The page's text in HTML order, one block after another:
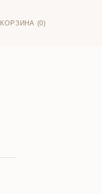
КОРЗИНА (0)